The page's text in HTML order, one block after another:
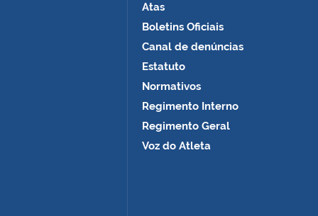
Atas
Boletins Oficiais
Canal de denúncias
Estatuto
Normativos
Regimento Interno
Regimento Geral
Voz do Atleta